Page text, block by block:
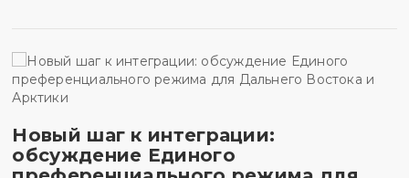
Новый шаг к интеграции:
обсуждение Единого